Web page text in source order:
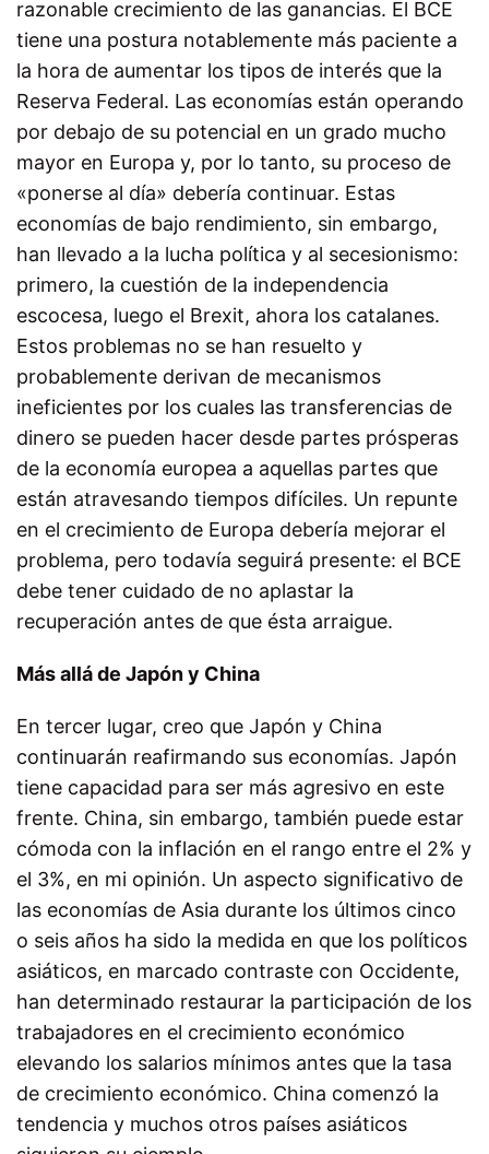
razonable crecimiento de las ganancias. El BCE
tiene una postura notablemente más paciente a
la hora de aumentar los tipos de interés que la
Reserva Federal. Las economías están operando
por debajo de su potencial en un grado mucho
mayor en Europa y, por lo tanto, su proceso de
«ponerse al día» debería continuar. Estas
economías de bajo rendimiento, sin embargo,
han llevado a la lucha política y al secesionismo:
primero, la cuestión de la independencia
escocesa, luego el Brexit, ahora los catalanes.
Estos problemas no se han resuelto y
probablemente derivan de mecanismos
ineficientes por los cuales las transferencias de
dinero se pueden hacer desde partes prósperas
de la economía europea a aquellas partes que
están atravesando tiempos difíciles. Un repunte
en el crecimiento de Europa debería mejorar el
problema, pero todavía seguirá presente: el BCE
debe tener cuidado de no aplastar la
recuperación antes de que ésta arraigue.
Más allá de Japón y China
En tercer lugar, creo que Japón y China
continuarán reafirmando sus economías. Japón
tiene capacidad para ser más agresivo en este
frente. China, sin embargo, también puede estar
cómoda con la inflación en el rango entre el 2% y
el 3%, en mi opinión. Un aspecto significativo de
las economías de Asia durante los últimos cinco
o seis años ha sido la medida en que los políticos
asiáticos, en marcado contraste con Occidente,
han determinado restaurar la participación de los
trabajadores en el crecimiento económico
elevando los salarios mínimos antes que la tasa
de crecimiento económico. China comenzó la
tendencia y muchos otros países asiáticos